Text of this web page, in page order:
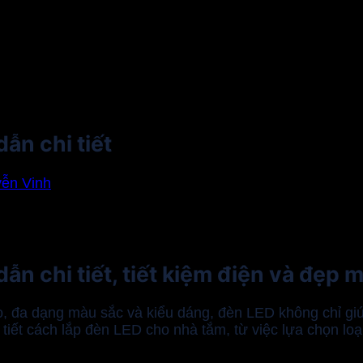
chi tiết
Vinh
chi tiết, tiết kiệm điện và đẹp
dạng màu sắc và kiểu dáng, đèn LED không chỉ
cách lắp đèn LED cho nhà tắm, từ việc lựa chọn